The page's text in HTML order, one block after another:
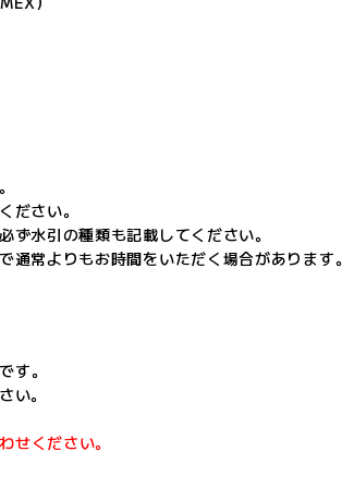
ださい。
水引の種類も記載してください。
常よりもお時間をいただく場合があります。
す。
い。
せください。